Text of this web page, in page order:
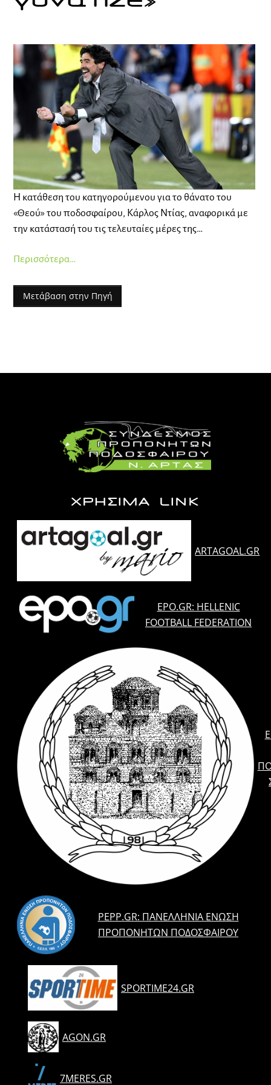
Η κατάθεση του κατηγορούμενου για το θάνατο του
«Θεού» του ποδοσφαίρου, Κάρλος Ντίας, αναφορικά με
την κατάστασή του τις τελευταίες μέρες της…
Περισσότερα…
Μετάβαση στην Πηγή
ΧΡΗΣΙΜΑ LINK
ARTAGOAL.GR
EPO.GR: HELLENIC
FOOTBALL FEDERATION
PEPP.GR: ΠΑΝΕΛΛΉΝΙΑ ΈΝΩΣΗ
ΠΡΟΠΟΝΗΤΏΝ ΠΟΔΟΣΦΑΊΡΟΥ
SPORTIME24.GR
AGON.GR
7MERES.GR